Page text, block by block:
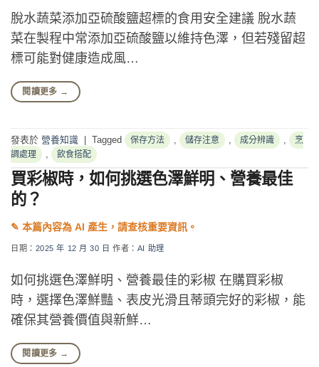
脫水蔬菜添加亞硫酸鹽超標的食用安全建議 脫水蔬
菜在製程中常添加亞硫酸鹽以維持色澤，但若殘留超
標可能對健康造成風…
閱讀更多 →
發表於 營養知識 Tagged 保存方法 儲存注意 成分辨識
烹
調處理
飲食搭配
買彩椒時，如何挑選色澤鮮明、營養最佳
的？
日期： 2025 年 12 月 30 日 作者： AI 助理
如何挑選色澤鮮明、營養最佳的彩椒 在購買彩椒
時，選擇色澤鮮豔、表皮光滑且蒂頭完好的彩椒，能
確保其營養價值與新鮮…
閱讀更多 →